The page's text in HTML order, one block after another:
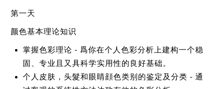
第一天
颜色基本理论知识
掌握色彩理论 - 爲你在个人色彩分析上建构一个稳
固、专业且又具科学实用性的良好基础。
个人皮肤，头髮和眼睛顔色类别的鉴定及分类 - 通